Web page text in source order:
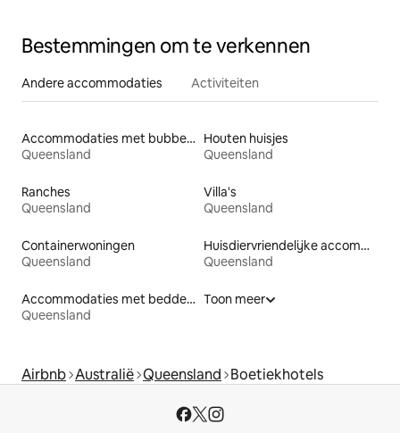
Bestemmingen om te verkennen
Andere accommodaties Activiteiten
Accommodaties met bubbelbad
Queensland
Houten huisjes
Queensland
Ranches
Queensland
Villa's
Queensland
Containerwoningen
Queensland
Huisdiervriendelijke accommodaties
Queensland
Accommodaties met bedden op toegankelijke hoogte
Queensland
Toon meer
Airbnb Australië Queensland Boetiekhotels